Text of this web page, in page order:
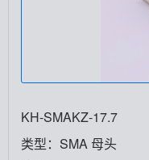
KH-SMAKZ-17.7
类型：SMA 母头